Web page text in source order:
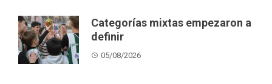
Categorías mixtas empezaron a
definir
05/08/2026